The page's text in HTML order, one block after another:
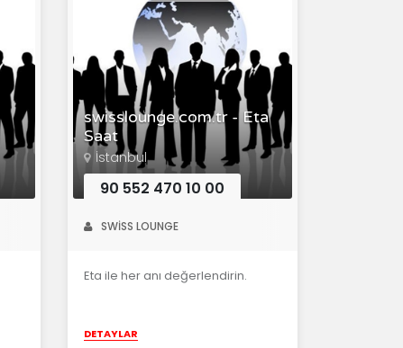
swisslounge.com.tr - Eta
Saat
İstanbul
90 552 470 10 00
SWİSS LOUNGE
Eta ile her anı değerlendirin.
DETAYLAR